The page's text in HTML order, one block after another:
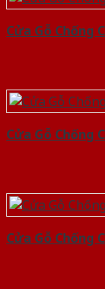
Cửa Gỗ Chống
Cửa Gỗ Chống
Cửa Gỗ Chống